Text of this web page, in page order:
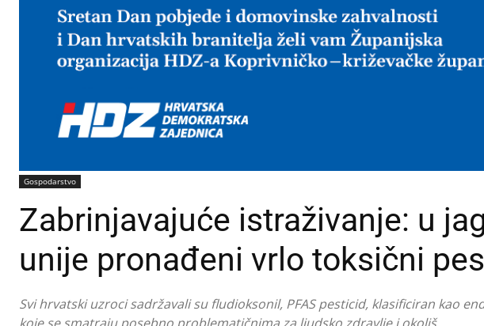
Gospodarstvo
Zabrinjavajuće istraživanje: u
unije pronađeni vrlo toksični
Svi hrvatski uzroci sadržavali su fludioksonil, PFAS pesticid, klasificiran kao